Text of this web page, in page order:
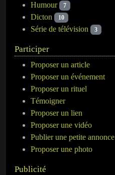
Humour 7
Dicton 10
Série de télévision 3
Participer
Proposer un article
Proposer un événement
Proposer un rituel
Témoigner
Proposer un lien
Proposer une vidéo
Publier une petite annonce
Proposer une photo
Publicité